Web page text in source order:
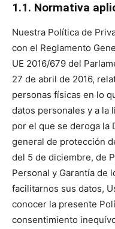
1.1. Normativa
Nuestra Política de
con el Reglamento
UE 2016/679 del
27 de abril de 2016,
personas físicas en lo
datos personales y a la
por el que se deroga la
general de protección
del 5 de diciembre, de
Personal y Garantía de
facilitarnos sus datos,
conocer la presente
consentimiento